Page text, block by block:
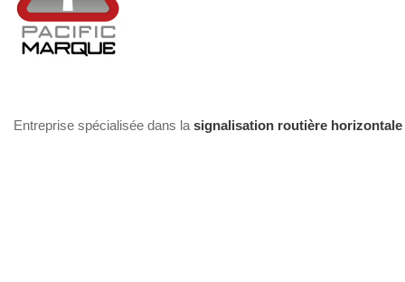
Entreprise spécialisée dans la signalisation routière horizontale